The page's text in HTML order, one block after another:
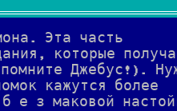
Эта часть
которые
Джебус!).
кажутся более
е з маковой